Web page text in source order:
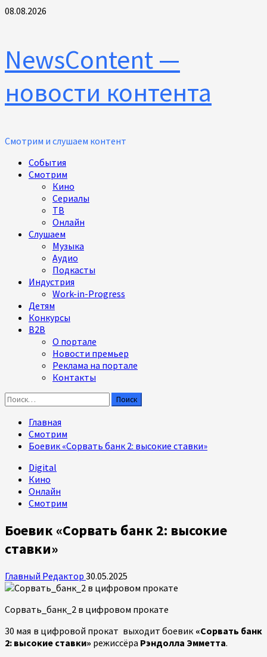
Перейти
08.08.2026
NewsContent —
новости контента
Смотрим и слушаем контент
Основное
меню
События
Смотрим
Кино
Сериалы
ТВ
Онлайн
Слушаем
Музыка
Аудио
Подкасты
Индустрия
Work-in-Progress
Детям
Конкурсы
B2B
О портале
Новости премьер
Реклама на портале
Контакты
Найти:
Главная
Смотрим
Боевик «Сорвать банк 2: высокие ставки»
Digital
Кино
Онлайн
Смотрим
Боевик «Сорвать банк 2: высокие
ставки»
Главный Редактор 30.05.2025
Сорвать_банк_2 в цифровом прокате
30 мая в цифровой прокат выходит боевик «Сорвать банк
2: высокие ставки» режиссёра Рэндолла Эмметта.